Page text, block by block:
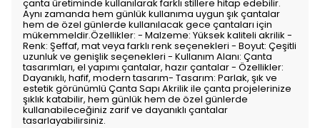
çanta üretiminde kullanılarak farklı stillere hitap edebilir.
Aynı zamanda hem günlük kullanıma uygun şık çantalar
hem de özel günlerde kullanılacak gece çantaları için
mükemmeldir.Özellikler: - Malzeme: Yüksek kaliteli akrilik -
Renk: Şeffaf, mat veya farklı renk seçenekleri - Boyut: Çeşitli
uzunluk ve genişlik seçenekleri - Kullanım Alanı: Çanta
tasarımları, el yapımı çantalar, hazır çantalar - Özellikler:
Dayanıklı, hafif, modern tasarım- Tasarım: Parlak, şık ve
estetik görünümlü Çanta Sapı Akrilik ile çanta projelerinize
şıklık katabilir, hem günlük hem de özel günlerde
kullanabileceğiniz zarif ve dayanıklı çantalar
tasarlayabilirsiniz.